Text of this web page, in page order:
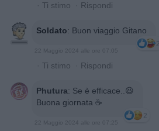
· Ti stimo · Rispondi
Soldato: Buon viaggio Gitano
2
22 Maggio 2024 alle ore 07:05
· Ti stimo · Rispondi
Phutura: Se è efficace..😆
Buona giornata ☕️
2
22 Maggio 2024 alle ore 07:25